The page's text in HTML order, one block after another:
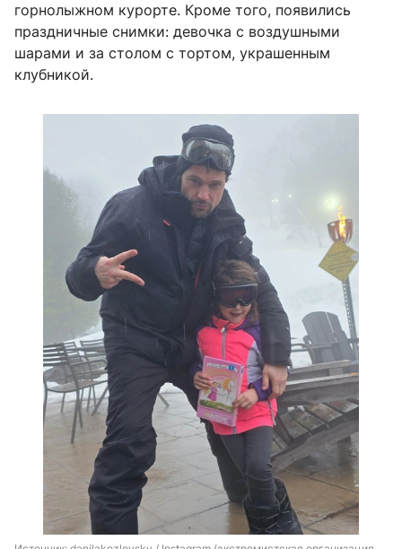
горнолыжном курорте. Кроме того, появились
праздничные снимки: девочка с воздушными
шарами и за столом с тортом, украшенным
клубникой.